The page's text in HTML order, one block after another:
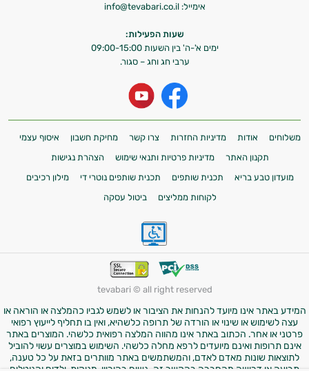
אימייל: info@tevabari.co.il
שעות הפעילות:
ימים א'-ה' בין השעות 09:00-15:00
ערבי חג וחג – סגור.
משלוחים אודות מדיניות החזרות צרו קשר מחיקת חשבון
איסוף עצמי
תקנון האתר
מדיניות פרטיות ותנאי שימוש
הצהרת נגישות
מועדון טבע בריא
תכנית שותפים תכנית שותפים נוטרי די
מילון רכיבים
לקוחות ממליצים
ביטול עסקה
tevabari © all right reserved
המידע באתר אינו מיועד להנחות את הציבור או לשמש לגביו כהמלצה או הוראה או
עצה לשימוש או שינוי או הורדה של תרופה כלשהיא, ואין בו תחליף לייעוץ רפואי
פרטני או אחר. הכתוב באתר אינו מהווה המלצה רפואית כלשהי. המוצרים באתר
אינם תרופות ואינם מיועדים לרפא מחלה כלשהי. השימוש במוצרים עשוי להוביל
לתוצאות שונות מאדם לאדם, והמשתמשים באתר מוותרים בזאת על כל טענה,